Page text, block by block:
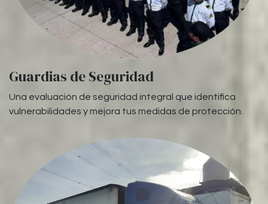
Guardias de Seguridad
Una evaluación de seguridad integral que identifica
vulnerabilidades y mejora tus medidas de protección.